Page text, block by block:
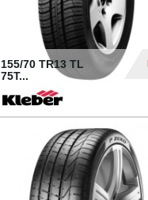
155/70 TR13 TL
75T...